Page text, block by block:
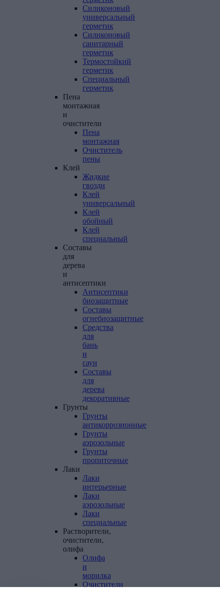
Силиконовый
универсальный
герметик
Силиконовый
санитарный
герметик
Термостойкий
герметик
Специальный
герметик
Пена
монтажная
и
очистители
Пена
монтажная
Очиститель
пены
Клей
Жидкие
гвозди
Клей
универсальный
Клей
обойный
Клей
специальный
Составы
для
дерева
и
антисептики
Антисептики
биозащитные
Составы
огнебиозащитные
Средства
для
бань
и
саун
Составы
для
дерева
декоративные
Грунты
Грунты
антикоррозионные
Грунты
аэрозольные
Грунты
пропиточные
Лаки
Лаки
интерьерные
Лаки
аэрозольные
Лаки
специальные
Растворители,
очистители,
олифа
Олифа
и
морилка
Очистители